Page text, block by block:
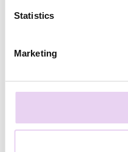
Statistics
Marketing
Visuelle Content-